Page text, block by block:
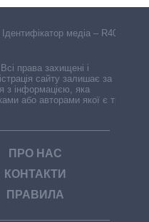
медіа – R40-
Всі права захищені і
сайту залишає за
з інформацією, яка
або авторами якої є треті
ПРО НАС
КОНТАКТИ
ПРАВИЛА